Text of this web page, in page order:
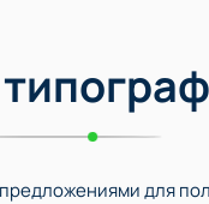
для